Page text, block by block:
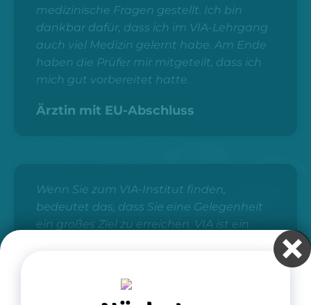
medizinische Fragen gestellt. Ich bin
dankbar dafür, dass ich im VIA-Lehrgang
auch viel Medizin gelernt habe. Am Ende
haben die Prüfer mir mitgeteilt, dass ich
mich gut vorbereitet hatte.
Ärztin mit EU-Abschluss
Wenn Sie zum VIA-Institut finden,
bedeutet das, dass Sie eine Gelegenheit
ein großes Ziel zu erreichen. VIA ist ein
ausländische Ärztinnen und Ärzte alles,
was wir für unseren Weg nach